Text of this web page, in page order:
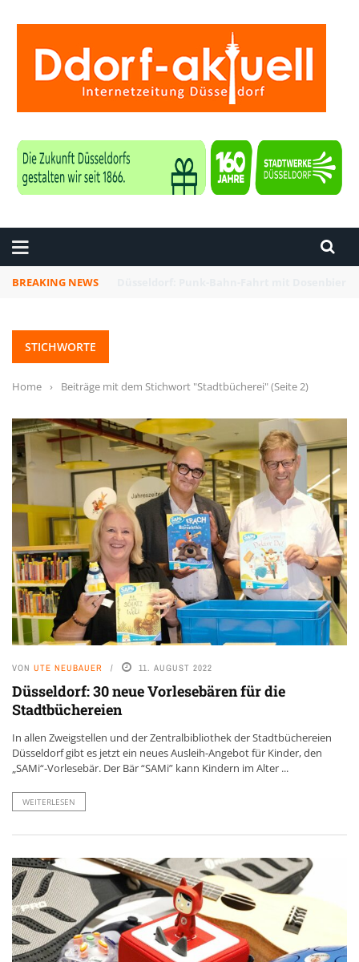
BREAKING NEWS
STICHWORTE
Home › Beiträge mit dem Stichwort "Stadtbücherei"(Seite 2)
VON UTE NEUBAUER 11. AUGUST 2022
Düsseldorf: 30 neue Vorlesebären für die
Stadtbüchereien
In allen Zweigstellen und der Zentralbibliothek der Stadtbüchereien
Düsseldorf gibt es jetzt ein neues Ausleih-Angebot für Kinder, den
„SAMi“-Vorlesebär. Der Bär “SAMi” kann Kindern im Alter ...
WEITERLESEN